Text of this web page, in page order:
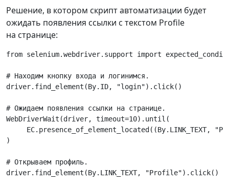
Решение, в котором скрипт автоматизации будет
ожидать появления ссылки с текстом Profile
на странице:
from selenium.webdriver.support import
# Находим кнопку входа и логинимся.
driver. find_element (By. ID, "login") . click()
# Ожидаем появления ссылки на странице.
WebDriverWait (driver, timeout=10) . until (
EC. presence_of_element_located ((By. LINK_TEXT,
)
# Открываем профиль.
driver. find_element (By. LINK_TEXT, "Profile") . click()